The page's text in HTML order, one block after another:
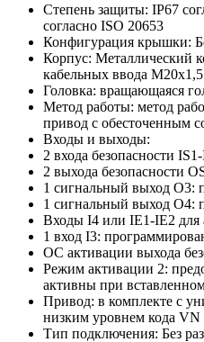
Степень защиты: IP67
согласно ISO 20653
Конфигурация крышки:
Корпус: Металлический
кабельных ввода
Головка: вращающаяся
Метод работы: метод
привод с обесточенным
Входы и выходы:
2 входа безопасности
2 выхода безопасности
1 сигнальный выход O3:
1 сигнальный выход O4:
Входы I4 или IE1-IE2 для
1 вход I3:
ОС активации выхода
Режим активации 2:
активны при
Привод: в комплекте с
низким уровнем кода
Тип подключения: Без